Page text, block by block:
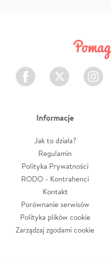
Facebook Twitter Instagram
Informacje
Jak to działa?
Regulamin
Polityka Prywatności
RODO - Kontrahenci
Kontakt
Porównanie serwisów
Polityka plików cookie
Zarządzaj zgodami cookie